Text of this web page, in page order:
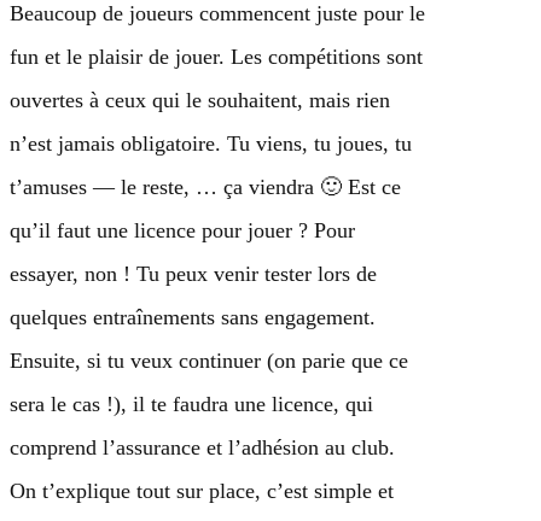
Beaucoup de joueurs commencent juste pour le
fun et le plaisir de jouer. Les compétitions sont
ouvertes à ceux qui le souhaitent, mais rien
n’est jamais obligatoire. Tu viens, tu joues, tu
t’amuses — le reste, … ça viendra 🙂 Est ce
qu’il faut une licence pour jouer ? Pour
essayer, non ! Tu peux venir tester lors de
quelques entraînements sans engagement.
Ensuite, si tu veux continuer (on parie que ce
sera le cas !), il te faudra une licence, qui
comprend l’assurance et l’adhésion au club.
On t’explique tout sur place, c’est simple et